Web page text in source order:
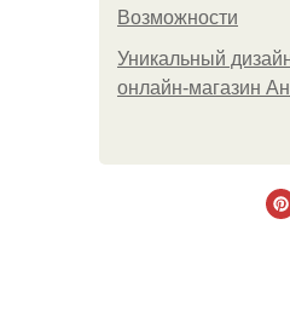
Возможности
Уникальный
онлайн-магазин